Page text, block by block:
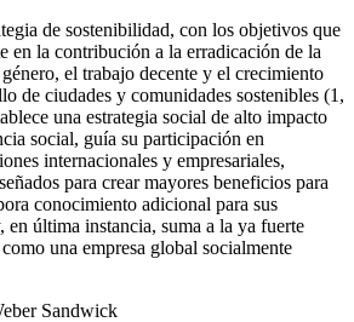
de sostenibilidad, con los objetivos que
en la contribución a la erradicación de la
el trabajo decente y el crecimiento
de ciudades y comunidades sostenibles (1,
una estrategia social de alto impacto
social, guía su participación en
internacionales y empresariales,
para crear mayores beneficios para
conocimiento adicional para sus
en última instancia, suma a la ya fuerte
una empresa global socialmente
Sandwick